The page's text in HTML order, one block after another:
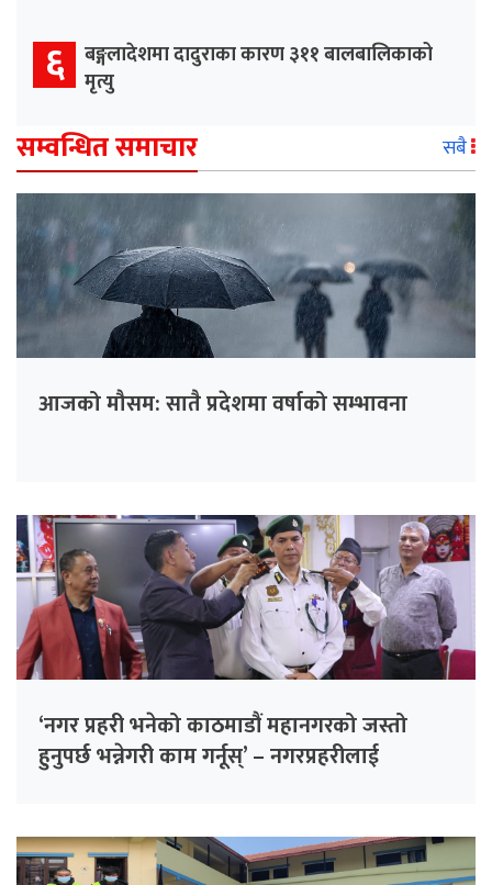
६ बङ्गलादेशमा दादुराका कारण ३११ बालबालिकाको
मृत्यु
सम्वन्धित समाचार सबै
आजको मौसम: सातै प्रदेशमा वर्षाको सम्भावना
‘नगर प्रहरी भनेको काठमाडौं महानगरको जस्तो
हुनुपर्छ भन्नेगरी काम गर्नूस्’ – नगरप्रहरीलाई